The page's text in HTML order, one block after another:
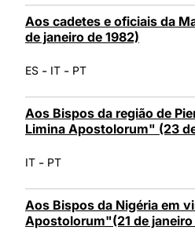
Aos cadetes e oficiais da
de janeiro de 1982)
ES - IT - PT
Aos Bispos da região de
Limina Apostolorum" (23
IT - PT
Aos Bispos da Nigéria em
Apostolorum"(21 de janeiro